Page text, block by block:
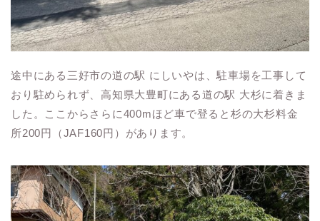
途中にある三好市の道の駅 にしいやは、駐車場を工事して
おり駐められず、高知県大豊町にある道の駅 大杉に着きま
した。ここからさらに400mほど車で登ると杉の大杉料金
所200円（JAF160円）があります。